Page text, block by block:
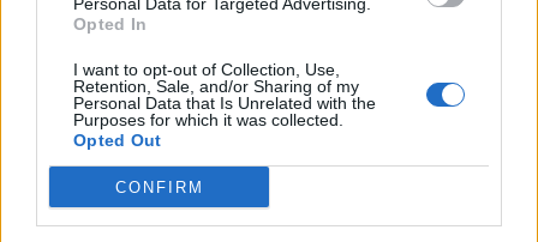
Opted In
I want to opt-out of Collection, Use,
Retention, Sale, and/or Sharing of my
Personal Data that Is Unrelated with the
Purposes for which it was collected.
Opted Out
CONFIRM
url=”https://www.amazon.it/dp/B0BGSQZ
W3Q/” text=”Acquista Cecotec Mambo
Touch su Amazon”]
Questa di oggi rappresenta una delle
offerte migliori che potrai trovare su